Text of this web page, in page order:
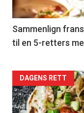
-
5
Sammenlign
til en 5-retters
Forsiden
akkurat
DAGENS RETT